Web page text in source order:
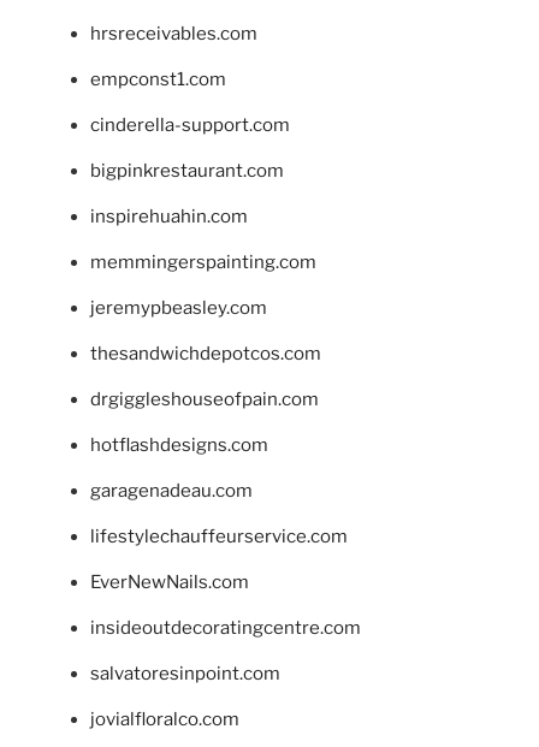
hrsreceivables.com
empconst1.com
cinderella-support.com
bigpinkrestaurant.com
inspirehuahin.com
memmingerspainting.com
jeremypbeasley.com
thesandwichdepotcos.com
drgiggleshouseofpain.com
hotflashdesigns.com
garagenadeau.com
lifestylechauffeurservice.com
EverNewNails.com
insideoutdecoratingcentre.com
salvatoresinpoint.com
jovialfloralco.com